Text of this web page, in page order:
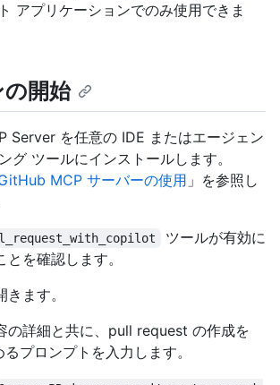
アプリケーションでのみ使用できま
開始
Server を任意の IDE またはエージェン
グ ツールにインストールします。
MCP サーバーの使用 」を参照し
ツールが有効に
とを確認します。
ます。
の詳細と共に、pull request の作成を
プロンプトを入力します。